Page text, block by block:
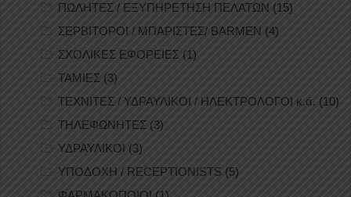
ΠΩΛΗΤΕΣ / ΕΞΥΠΗΡΕΤΗΣΗ ΠΕΛΑΤΩΝ (15)
ΣΕΡΒΙΤΟΡΟΙ / ΜΠΑΡΙΣΤΕΣ/ BARMEN (4)
ΣΧΟΛΙΚΕΣ ΕΦΟΡΕΙΕΣ (1)
ΤΑΜΙΕΣ (3)
ΤΕΧΝΙΤΕΣ / ΥΔΡΑΥΛΙΚΟΙ / ΗΛΕΚΤΡΟΛΟΓΟΙ κ.ά. (10)
ΤΗΛΕΦΩΝΗΤΕΣ (3)
ΥΔΡΑΥΛΙΚΟΙ (3)
ΥΠΟΔΟΧΗ / RECEPTIONISTS (5)